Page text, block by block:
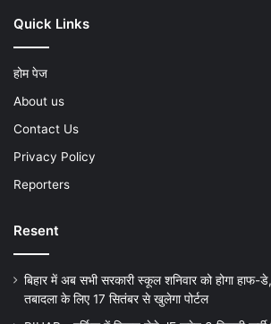
Quick Links
होम पेज
About us
Contact Us
Privacy Policy
Reporters
Resent
बिहार में अब सभी सरकारी स्कूल शनिवार को होगा हाफ-
तबादला के लिए 17 सितंबर से खुलेगा पोर्टल